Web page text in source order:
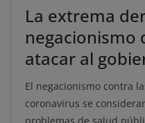
La extrema
negacionismo
atacar al
El negacionismo contra
coronavirus se